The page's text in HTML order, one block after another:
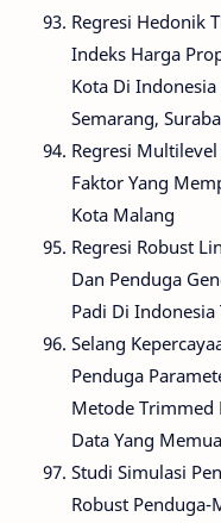
Regresi Hedonik
Indeks Harga
Kota Di
Semarang,
Regresi
Faktor Yang
Kota Malang
Regresi Robust
Dan Penduga
Padi Di Indonesia
Selang
Penduga
Metode Trimmed
Data Yang
Studi Simulasi
Robust Penduga-